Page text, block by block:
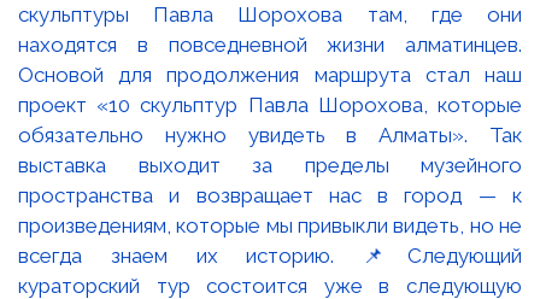
скульптуры Павла Шорохова там, где они
находятся в повседневной жизни алматинцев.
Основой для продолжения маршрута стал наш
проект «10 скульптур Павла Шорохова, которые
обязательно нужно увидеть в Алматы». Так
выставка выходит за пределы музейного
пространства и возвращает нас в город — к
произведениям, которые мы привыкли видеть, но не
всегда знаем их историю. 📌Следующий
кураторский тур состоится уже в следующую